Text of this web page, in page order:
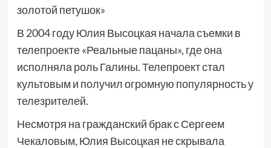
золотой петушок»
В 2004 году Юлия Высоцкая начала съемки в
телепроекте «Реальные пацаны», где она
исполняла роль Галины. Телепроект стал
культовым и получил огромную популярность у
телезрителей.
Несмотря на гражданский брак с Сергеем
Чекаловым, Юлия Высоцкая не скрывала